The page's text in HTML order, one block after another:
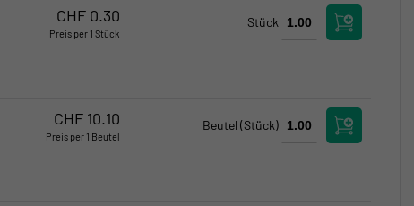
Verfügbar
CHF 0.30
Preis per 1 Stück
Stück
Kritischer Bestand
CHF 10.10
Preis per 1 Beutel
Beutel (Stück)